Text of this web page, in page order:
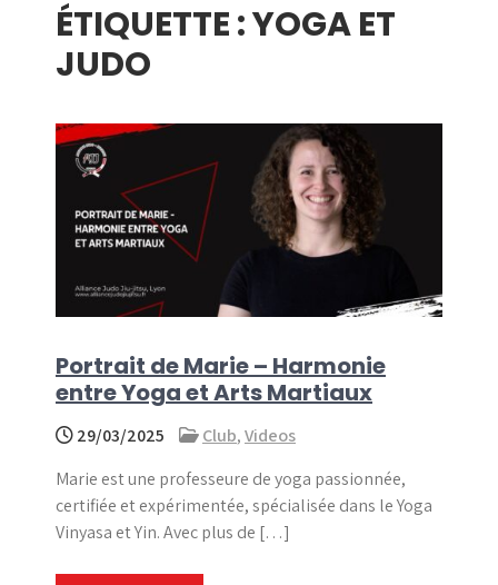
ÉTIQUETTE :YOGA ET
JUDO
Portrait de Marie – Harmonie
entre Yoga et Arts Martiaux
29/03/2025 Club,Videos
Marie est une professeure de yoga passionnée,
certifiée et expérimentée, spécialisée dans le Yoga
Vinyasa et Yin. Avec plus de […]